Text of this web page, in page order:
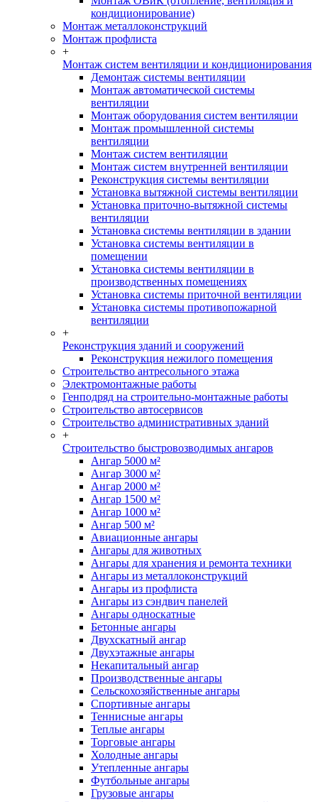
кондиционирование)
Монтаж металлоконструкций
Монтаж профлиста
+
Монтаж систем вентиляции и кондиционирования
Демонтаж системы вентиляции
Монтаж автоматической системы
вентиляции
Монтаж оборудования систем вентиляции
Монтаж промышленной системы
вентиляции
Монтаж систем вентиляции
Монтаж систем внутренней вентиляции
Реконструкция системы вентиляции
Установка вытяжной системы вентиляции
Установка приточно-вытяжной системы
вентиляции
Установка системы вентиляции в здании
Установка системы вентиляции в
помещении
Установка системы вентиляции в
производственных помещениях
Установка системы приточной вентиляции
Установка системы противопожарной
вентиляции
+
Реконструкция зданий и сооружений
Реконструкция нежилого помещения
Строительство антресольного этажа
Электромонтажные работы
Генподряд на строительно-монтажные работы
Строительство автосервисов
Строительство административных зданий
+
Строительство быстровозводимых ангаров
Ангар 5000 м²
Ангар 3000 м²
Ангар 2000 м²
Ангар 1500 м²
Ангар 1000 м²
Ангар 500 м²
Авиационные ангары
Ангары для животных
Ангары для хранения и ремонта техники
Ангары из металлоконструкций
Ангары из профлиста
Ангары из сэндвич панелей
Ангары односкатные
Бетонные ангары
Двухскатный ангар
Двухэтажные ангары
Некапитальный ангар
Производственные ангары
Сельскохозяйственные ангары
Спортивные ангары
Теннисные ангары
Теплые ангары
Торговые ангары
Холодные ангары
Утепленные ангары
Футбольные ангары
Грузовые ангары